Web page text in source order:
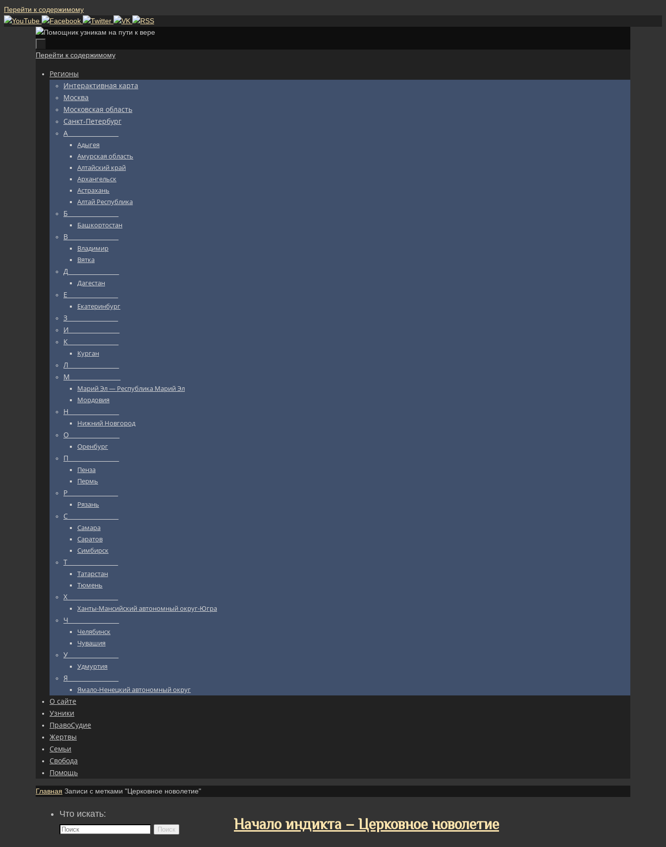
Перейти к содержимому
Перейти к содержимому
Регионы
Интерактивная карта
Москва
Московская область
Санкт-Петербург
А_________________
Адыгея
Амурская область
Алтайский край
Архангельск
Астрахань
Алтай Республика
Б_________________
Башкортостан
В_________________
Владимир
Вятка
Д_________________
Дагестан
Е_________________
Екатеринбург
З_________________
И_________________
К_________________
Курган
Л_________________
М_________________
Марий Эл — Республика Марий Эл
Мордовия
Н_________________
Нижний Новгород
О_________________
Оренбург
П_________________
Пенза
Пермь
Р_________________
Рязань
С_________________
Самара
Саратов
Симбирск
Т_________________
Татарстан
Тюмень
Х_________________
Ханты-Мансийский автономный округ-Югра
Ч_________________
Челябинск
Чувашия
У_________________
Удмуртия
Я_________________
Ямало-Ненецкий автономный округ
О сайте
Узники
ПравоСудие
Жертвы
Семьи
Свобода
Помощь
Главная Записи с метками "Церковное новолетие"
Начало индикта – Церковное новолетие
Что искать:
Поиск